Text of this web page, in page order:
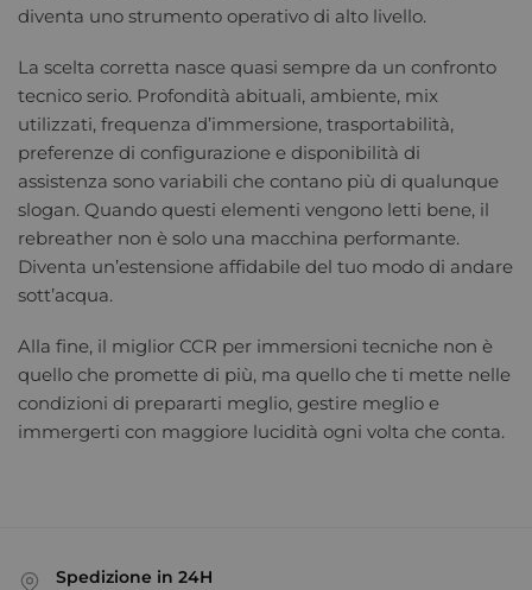
diventa uno strumento operativo di alto livello.
La scelta corretta nasce quasi sempre da un confronto
tecnico serio. Profondità abituali, ambiente, mix
utilizzati, frequenza d’immersione, trasportabilità,
preferenze di configurazione e disponibilità di
assistenza sono variabili che contano più di qualunque
slogan. Quando questi elementi vengono letti bene, il
rebreather non è solo una macchina performante.
Diventa un’estensione affidabile del tuo modo di andare
sott’acqua.
Alla fine, il miglior CCR per immersioni tecniche non è
quello che promette di più, ma quello che ti mette nelle
condizioni di prepararti meglio, gestire meglio e
immergerti con maggiore lucidità ogni volta che conta.
Spedizione in 24H